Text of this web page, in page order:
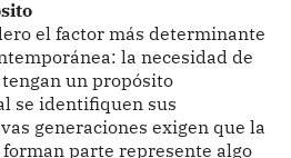
el factor más determinante
la necesidad de
un propósito
se identifiquen sus
generaciones exigen que la
parte represente algo